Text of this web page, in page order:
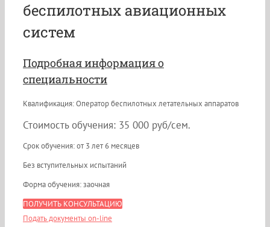
беспилотных авиационных
систем
Подробная информация о
специальности
Квалификация: Оператор беспилотных летательных аппаратов
Стоимость обучения: 35 000 руб/сем.
Срок обучения: от 3 лет 6 месяцев
Без вступительных испытаний
Форма обучения: заочная
ПОЛУЧИТЬ КОНСУЛЬТАЦИЮ
Подать документы on-line